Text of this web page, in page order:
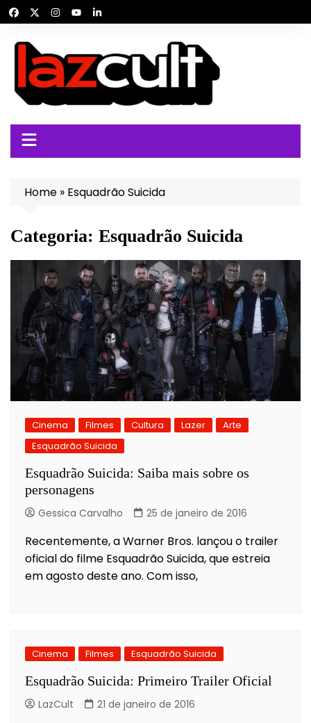
para
conteúdo
Home » Esquadrão Suicida
Categoria: Esquadrão Suicida
Cinema Filmes Cultura Lazer
Arte
Esquadrão Suicida
Esquadrão Suicida: Saiba mais sobre os
personagens
Gessica Carvalho 25 de janeiro de 2016
Recentemente, a Warner Bros. lançou o trailer
oficial do filme Esquadrão Suicida, que estreia
em agosto deste ano. Com isso,
Cinema Filmes Esquadrão Suicida
Esquadrão Suicida: Primeiro Trailer Oficial
LazCult 21 de janeiro de 2016